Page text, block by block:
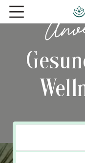
Zum Hauptinhalt